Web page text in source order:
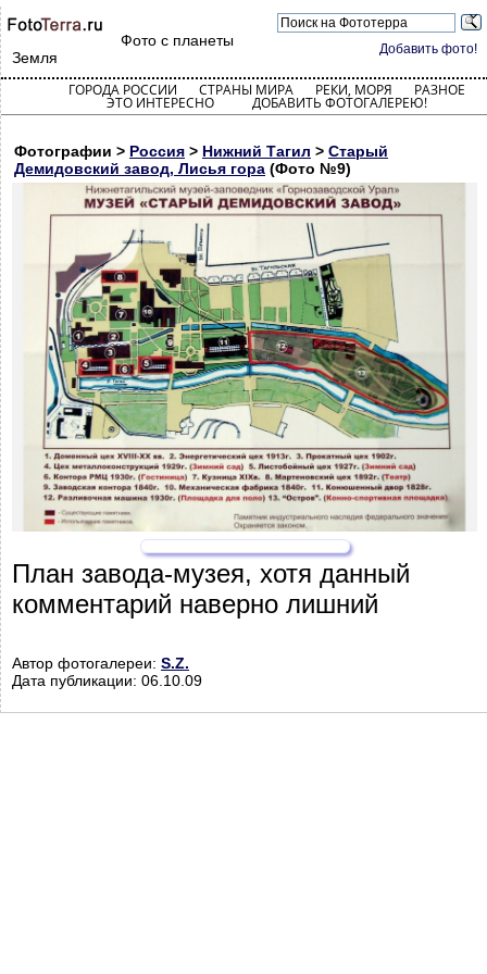
Добавить фото!
Фото с планеты
Земля
ГОРОДА РОССИИ СТРАНЫ МИРА РЕКИ, МОРЯ РАЗНОЕ
ЭТО ИНТЕРЕСНО ДОБАВИТЬ ФОТОГАЛЕРЕЮ!
Фотографии > Россия > Нижний Тагил > Старый
Демидовский завод, Лисья гора (Фото №9)
План завода-музея, хотя данный
комментарий наверно лишний
Автор фотогалереи: S.Z.
Дата публикации: 06.10.09